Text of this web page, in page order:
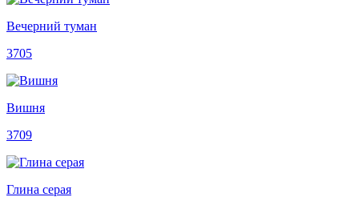
Вечерний туман
3705
Вишня
3709
Глина серая